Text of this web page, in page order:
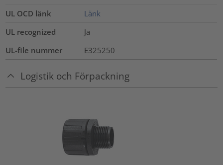
UL OCD länk
Länk
UL recognized
Ja
UL-file nummer
E325250
Logistik och Förpackning